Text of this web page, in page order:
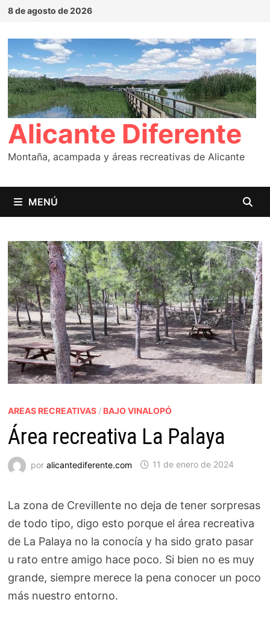
Saltar
contenido
8 de agosto de 2026
Alicante Diferente
Montaña, acampada y áreas recreativas de Alicante
MENÚ
AREAS RECREATIVAS/ BAJO VINALOPÓ
Área recreativa La Palaya
por alicantediferente.com 11 de enero de 2024
La zona de Crevillente no deja de tener sorpresas
de todo tipo, digo esto porque el área recreativa
de La Palaya no la conocía y ha sido grato pasar
u rato entre amigo hace poco. Si bien no es muy
grande, siempre merece la pena conocer un poco
más nuestro entorno.